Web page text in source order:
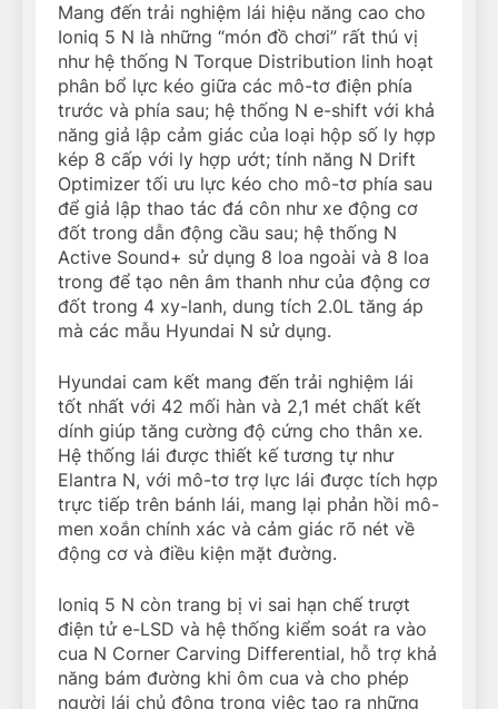
Mang đến trải nghiệm lái hiệu năng cao cho
Ioniq 5 N là những “món đồ chơi” rất thú vị
như hệ thống N Torque Distribution linh hoạt
phân bổ lực kéo giữa các mô-tơ điện phía
trước và phía sau; hệ thống N e-shift với khả
năng giả lập cảm giác của loại hộp số ly hợp
kép 8 cấp với ly hợp ướt; tính năng N Drift
Optimizer tối ưu lực kéo cho mô-tơ phía sau
để giả lập thao tác đá côn như xe động cơ
đốt trong dẫn động cầu sau; hệ thống N
Active Sound+ sử dụng 8 loa ngoài và 8 loa
trong để tạo nên âm thanh như của động cơ
đốt trong 4 xy-lanh, dung tích 2.0L tăng áp
mà các mẫu Hyundai N sử dụng.
Hyundai cam kết mang đến trải nghiệm lái
tốt nhất với 42 mối hàn và 2,1 mét chất kết
dính giúp tăng cường độ cứng cho thân xe.
Hệ thống lái được thiết kế tương tự như
Elantra N, với mô-tơ trợ lực lái được tích hợp
trực tiếp trên bánh lái, mang lại phản hồi mô-
men xoắn chính xác và cảm giác rõ nét về
động cơ và điều kiện mặt đường.
Ioniq 5 N còn trang bị vi sai hạn chế trượt
điện tử e-LSD và hệ thống kiểm soát ra vào
cua N Corner Carving Differential, hỗ trợ khả
năng bám đường khi ôm cua và cho phép
người lái chủ động trong việc tạo ra những